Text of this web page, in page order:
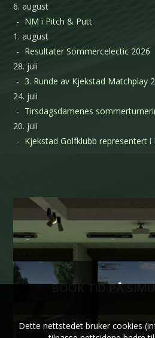
6. august
NM i Pitch & Putt
1. august
Resultater Sommercelectic 2026
28. juli
3. Runde av Kjekstad Matchplay
24. juli
Tirsdagsdamenes
20. juli
Kjekstad Golfklubb representert i
BOOK TID PÅ
Dette nettstedet bruker cookies